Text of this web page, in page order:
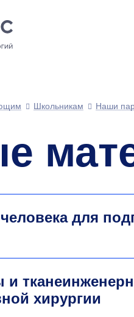
Школьникам Наши
для
хирургии